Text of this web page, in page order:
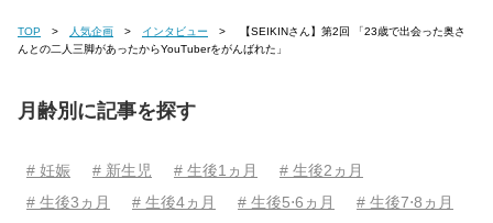
TOP 人気企画 インタビュー
んとの二人三脚があったからYouTuberをがんばれた」
月齢別に記事を探す
# 妊娠 # 新生児 # 生後1ヵ月
# 生後2ヵ月
# 生後3ヵ月
# 生後4ヵ月 # 生後5⋅6ヵ月
# 生後7⋅8ヵ月